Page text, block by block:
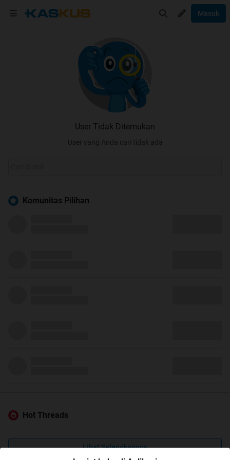
Masuk
User Tidak Ditemukan
User yang Anda cari tidak ada
Komunitas Pilihan
Hot Threads
Lihat Selengkapnya